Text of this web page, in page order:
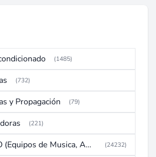
(1485)
(732)
y Propagación (79)
(221)
AUDIO (Equipos de Musica, Amplificadores, Reproductores, Etc) (24232)